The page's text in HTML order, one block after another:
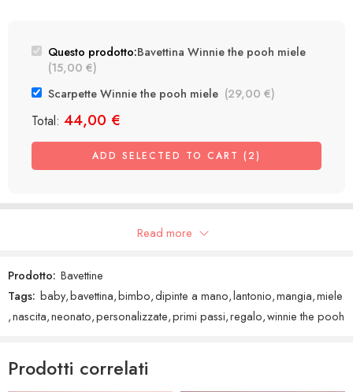
Questo prodotto:Bavettina Winnie the pooh miele
(15,00 €)
Scarpette Winnie the pooh miele (29,00 €)
Total: 44,00 €
ADD SELECTED TO CART (2)
Recensioni GoogleRead more
Prodotto: Bavettine
Tags: baby,bavettina,bimbo,dipinte a mano,lantonio,mangia,miele
,nascita,neonato,personalizzate,primi passi,regalo,winnie the pooh
Prodotti correlati